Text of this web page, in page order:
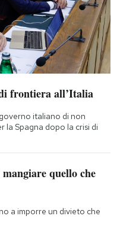
frontiera all’Italia
italiano di non
la Spagna dopo la crisi di
quello che
a imporre un divieto che